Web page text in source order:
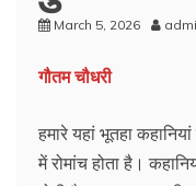
March 5, 2026
गौतम चौधरी
हमारे यहां भूतहा
में रोमांच होता है।